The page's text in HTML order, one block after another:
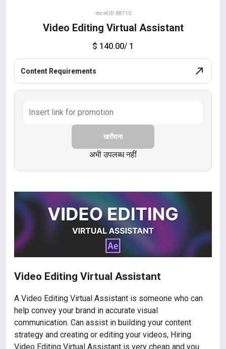
सेवा की ID: 88710
Video Editing Virtual Assistant
$ 140.00/ 1
Content Requirements
खरीदना
अभी उपलब्ध नहीं
Video Editing Virtual Assistant
A Video Editing Virtual Assistant is someone who can
help convey your brand in accurate visual
communication. Can assist in building your content
strategy and creating or editing your videos, Hiring
Video Editing Virtual Assistant is very cheap and you